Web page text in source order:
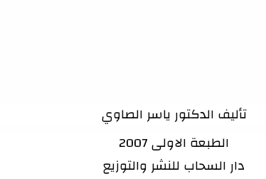
تأليف الدكتور ياسر الصاوي
الطبعة الاولى 2007
دار السحاب للنشر والتوزيع